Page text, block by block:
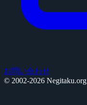
お問い合わせ
© 2002-2026 Negitaku.org